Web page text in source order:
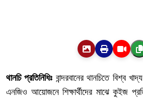
থানচি প্রতিনিধিঃ বান্দরবানের থানচিতে বিশ্ব
এনজিও আয়োজনে শিক্ষার্থীদের মাঝে কুইজ